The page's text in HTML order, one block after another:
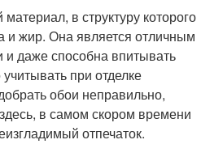
в структуру которого
и жир. Она является отличным
даже способна впитывать
при отделке
обои неправильно,
в самом скором времени
отпечаток.